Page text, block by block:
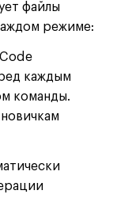
файлы
режиме:
каждым
команды.